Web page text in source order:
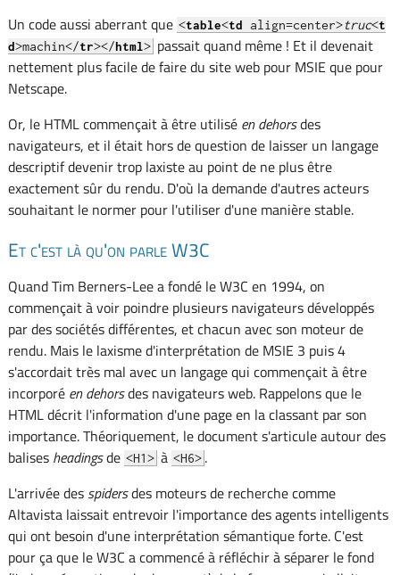
Un code aussi aberrant que <table<td align=center>truc<t
d>machin</tr></html>passait quand même ! Et il devenait
nettement plus facile de faire du site web pour MSIE que pour
Netscape.
Or, le HTML commençait à être utilisé en dehorsdes
navigateurs, et il était hors de question de laisser un langage
descriptif devenir trop laxiste au point de ne plus être
exactement sûr du rendu. D'où la demande d'autres acteurs
souhaitant le normer pour l'utiliser d'une manière stable.
Et c'est là qu'on parle W3C
Quand Tim Berners-Lee a fondé le W3C en 1994, on
commençait à voir poindre plusieurs navigateurs développés
par des sociétés différentes, et chacun avec son moteur de
rendu. Mais le laxisme d'interprétation de MSIE 3 puis 4
s'accordait très mal avec un langage qui commençait à être
incorporé en dehorsdes navigateurs web. Rappelons que le
HTML décrit l'information d'une page en la classant par son
importance. Théoriquement, le document s'articule autour des
balises headingsde <H1> à <H6> .
L'arrivée des spidersdes moteurs de recherche comme
Altavista laissait entrevoir l'importance des agents intelligents
qui ont besoin d'une interprétation sémantique forte. C'est
pour ça que le W3C a commencé à réfléchir à séparer le fond